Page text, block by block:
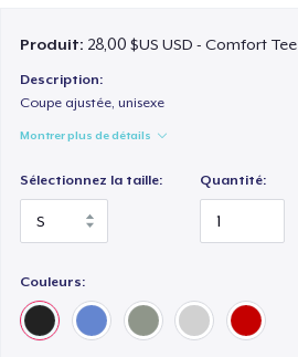
Produit: 28,00 $US USD - Comfort Tee
Description:
Coupe ajustée, unisexe
Montrer plus de détails
Sélectionnez la taille: Quantité:
Couleurs: